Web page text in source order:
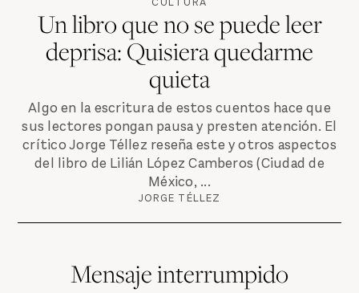
Un libro que no se puede leer
deprisa: Quisiera quedarme
quieta
Algo en la escritura de estos cuentos hace que
sus lectores pongan pausa y presten atención. El
crítico Jorge Téllez reseña este y otros aspectos
del libro de Lilián López Camberos (Ciudad de
México, ...
JORGE TÉLLEZ
Mensaje interrumpido